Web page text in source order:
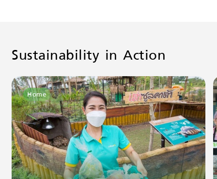
Sustainability in Action
Home